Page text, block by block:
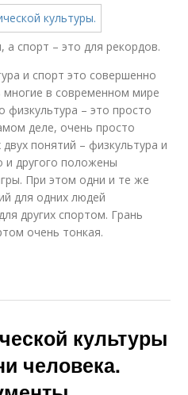
а спорт – это для рекордов.
и спорт это совершенно
многие в современном мире
физкультура – это просто
деле, очень просто
понятий – физкультура и
и другого положены
При этом одни и те же
для одних людей
других спортом. Грань
очень тонкая.
культуры
человека.